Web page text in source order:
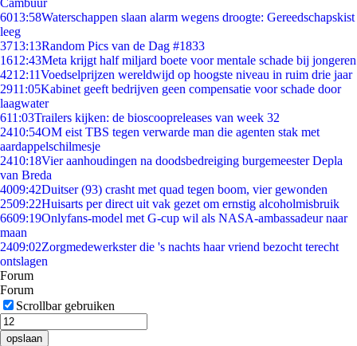
Cambuur
6013:58Waterschappen slaan alarm wegens droogte: Gereedschapskist
leeg
3713:13Random Pics van de Dag #1833
1612:43Meta krijgt half miljard boete voor mentale schade bij jongeren
4212:11Voedselprijzen wereldwijd op hoogste niveau in ruim drie jaar
2911:05Kabinet geeft bedrijven geen compensatie voor schade door
laagwater
611:03Trailers kijken: de bioscoopreleases van week 32
2410:54OM eist TBS tegen verwarde man die agenten stak met
aardappelschilmesje
2410:18Vier aanhoudingen na doodsbedreiging burgemeester Depla
van Breda
4009:42Duitser (93) crasht met quad tegen boom, vier gewonden
2509:22Huisarts per direct uit vak gezet om ernstig alcoholmisbruik
6609:19Onlyfans-model met G-cup wil als NASA-ambassadeur naar
maan
2409:02Zorgmedewerkster die 's nachts haar vriend bezocht terecht
ontslagen
Forum
Forum
Scrollbar gebruiken
opslaan